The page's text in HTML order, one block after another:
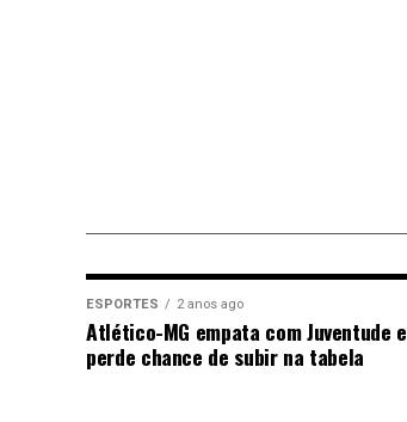
ESPORTES 2 anos ago
Atlético-MG empata com Juventude e
perde chance de subir na tabela